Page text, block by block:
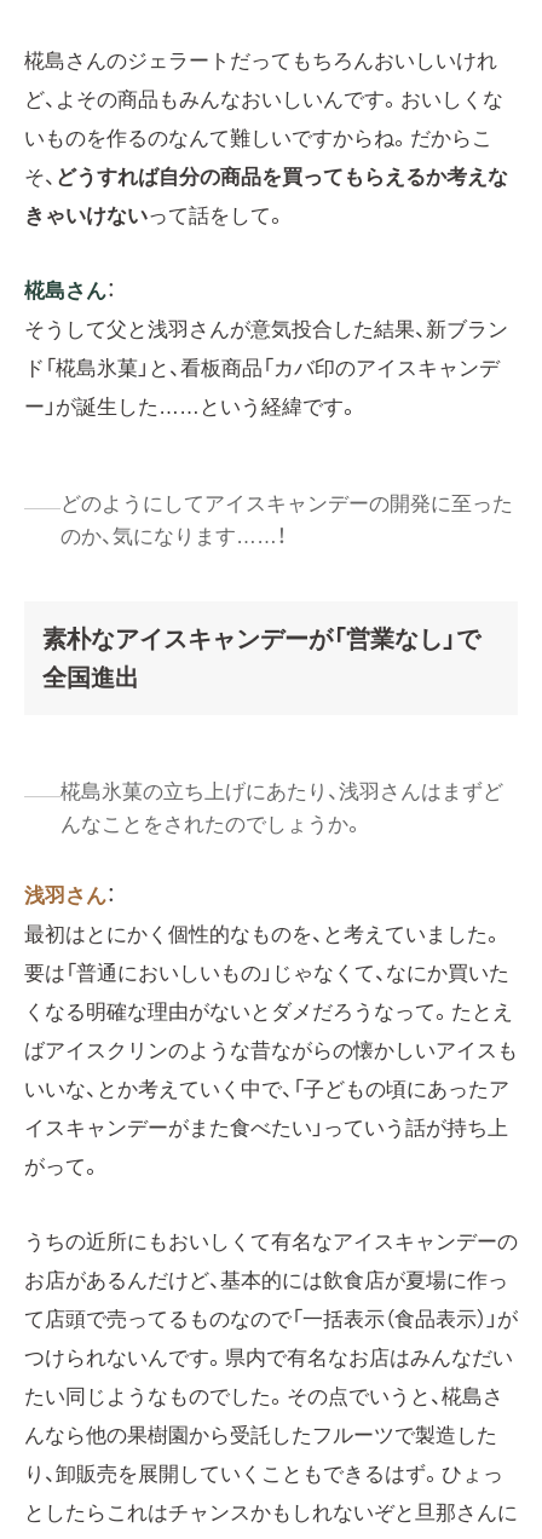
椛島さんのジェラートだってもちろんおいしいけれ
ど、よその商品もみんなおいしいんです。おいしくな
いものを作るのなんて難しいですからね。だからこ
そ、 どうすれば自分の商品を買ってもらえるか考えな
きゃいけないって話をして。
椛島さん：
そうして父と浅羽さんが意気投合した結果、新ブラン
ド「椛島氷菓」と、看板商品「カバ印のアイスキャンデ
ー」が誕生した……という経緯です。
どのようにしてアイスキャンデーの開発に至った
のか、気になります……！
素朴なアイスキャンデーが「営業なし」で
全国進出
椛島氷菓の立ち上げにあたり、浅羽さんはまずど
んなことをされたのでしょうか。
浅羽さん：
最初はとにかく個性的なものを、と考えていました。
要は「普通においしいもの」じゃなくて、なにか買いた
くなる明確な理由がないとダメだろうなって。たとえ
ばアイスクリンのような昔ながらの懐かしいアイスも
いいな、とか考えていく中で、「子どもの頃にあったア
イスキャンデーがまた食べたい」っていう話が持ち上
がって。
うちの近所にもおいしくて有名なアイスキャンデーの
お店があるんだけど、基本的には飲食店が夏場に作っ
て店頭で売ってるものなので「一括表示（食品表示）」が
つけられないんです。県内で有名なお店はみんなだい
たい同じようなものでした。その点でいうと、椛島さ
んなら他の果樹園から受託したフルーツで製造した
り、卸販売を展開していくこともできるはず。ひょっ
としたらこれはチャンスかもしれないぞと旦那さんに